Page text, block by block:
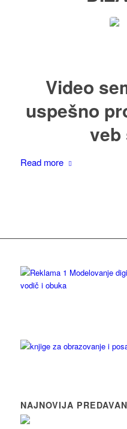
Video
uspešno
veb
Read more
NAJNOVIJA